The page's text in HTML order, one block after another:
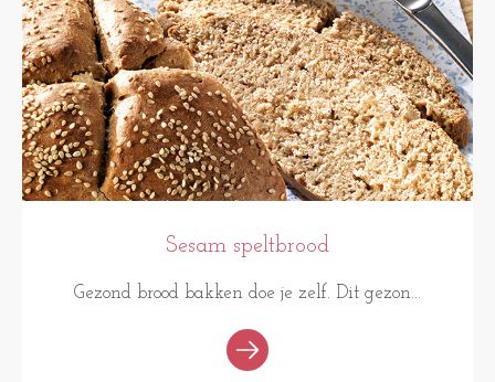
Sesam speltbrood
Gezond brood bakken doe je zelf. Dit gezon...